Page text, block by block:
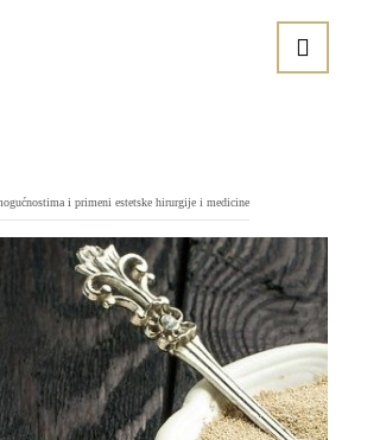
i primeni estetske hirurgije i medicine